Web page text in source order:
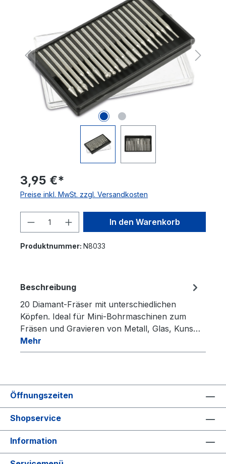
3,95 €*
Preise inkl. MwSt. zzgl. Versandkosten
Produkt Anzahl: Gib den
In den Warenkorb
Produktnummer: N8033
Beschreibung
20 Diamant-Fräser mit unterschiedlichen
Köpfen. Ideal für Mini-Bohrmaschinen zum
Fräsen und Gravieren von Metall, Glas, Kuns…
Mehr
Öffnungszeiten
Shopservice
Information